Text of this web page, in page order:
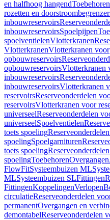
en halfhoog hangendToebehoren
rozetten en
inbouwreservoirs
inbouwreservoirsSpoelpijpen
spoelventielenVlotterkranen
VlotterkranenVlotterkranen voor
opbouwreservoirs
opbouwreservoirsVlotterkranen
inbouwreservoirs
inbouwreservoirsVlotterkranen
reservoirsReserveonderdelen
reservoirsVlotterkranen voor
universeelReserveonderdelen
universeelSpoelventielen
toets spoeling
spoelingSpoelgarnituren
toets spoeling
spoelingToebehorenOvergangen
FlowFitSysteembuizen ML
MLSysteembuizen SLFittingen
FittingenKoppelingenVerlopen
circulatieReserveonderdelen
permanentOvergangen en
demontabelReserveonderdelen